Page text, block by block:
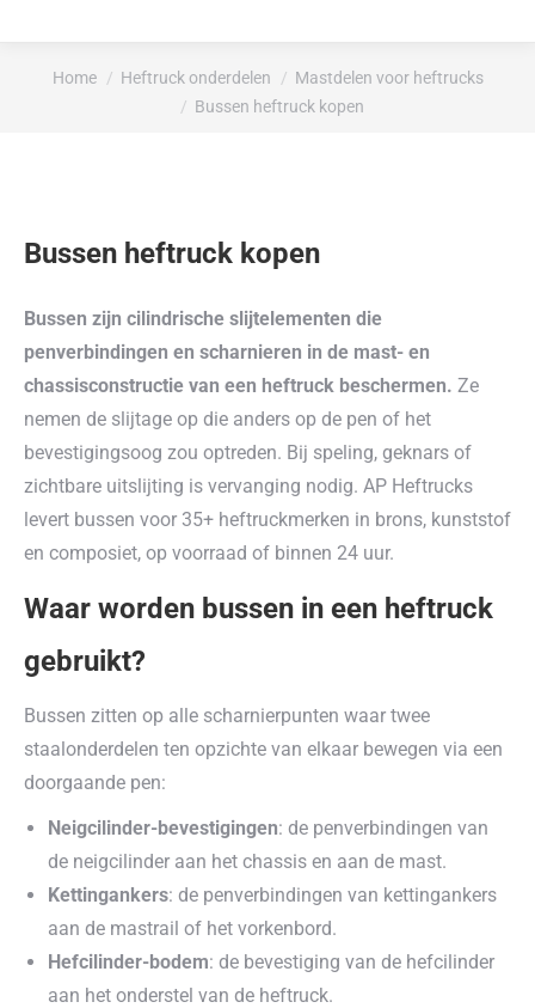
Je bent hier:
Home Heftruck onderdelen
Mastdelen voor heftrucks
Bussen heftruck kopen
Bussen heftruck kopen
Bussen zijn cilindrische slijtelementen die
penverbindingen en scharnieren in de mast- en
chassisconstructie van een heftruck beschermen. Ze
nemen de slijtage op die anders op de pen of het
bevestigingsoog zou optreden. Bij speling, geknars of
zichtbare uitslijting is vervanging nodig. AP Heftrucks
levert bussen voor 35+ heftruckmerken in brons, kunststof
en composiet, op voorraad of binnen 24 uur.
Waar worden bussen in een heftruck
gebruikt?
Bussen zitten op alle scharnierpunten waar twee
staalonderdelen ten opzichte van elkaar bewegen via een
doorgaande pen:
Neigcilinder-bevestigingen: de penverbindingen van
de neigcilinder aan het chassis en aan de mast.
Kettingankers: de penverbindingen van kettingankers
aan de mastrail of het vorkenbord.
Hefcilinder-bodem: de bevestiging van de hefcilinder
aan het onderstel van de heftruck.